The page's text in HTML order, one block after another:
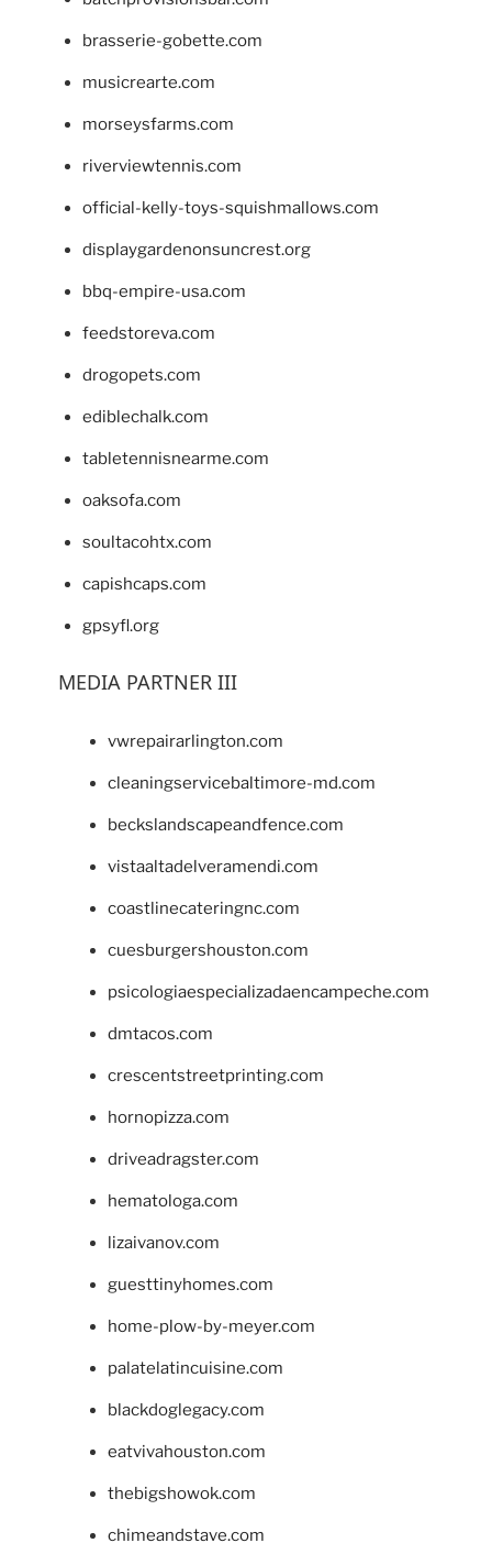
brasserie-gobette.com
musicrearte.com
morseysfarms.com
riverviewtennis.com
official-kelly-toys-squishmallows.com
displaygardenonsuncrest.org
bbq-empire-usa.com
feedstoreva.com
drogopets.com
ediblechalk.com
tabletennisnearme.com
oaksofa.com
soultacohtx.com
capishcaps.com
gpsyfl.org
MEDIA PARTNER III
vwrepairarlington.com
cleaningservicebaltimore-md.com
beckslandscapeandfence.com
vistaaltadelveramendi.com
coastlinecateringnc.com
cuesburgershouston.com
psicologiaespecializadaencampeche.com
dmtacos.com
crescentstreetprinting.com
hornopizza.com
driveadragster.com
hematologa.com
lizaivanov.com
guesttinyhomes.com
home-plow-by-meyer.com
palatelatincuisine.com
blackdoglegacy.com
eatvivahouston.com
thebigshowok.com
chimeandstave.com